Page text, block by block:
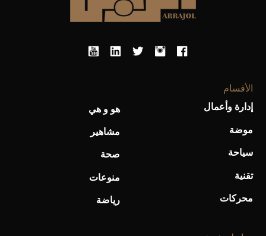
الأقسام
إدارة وأعمال
موضة
سياحة
تقنية
محركات
هو و هي
مشاهير
صحة
منوعات
رياضة